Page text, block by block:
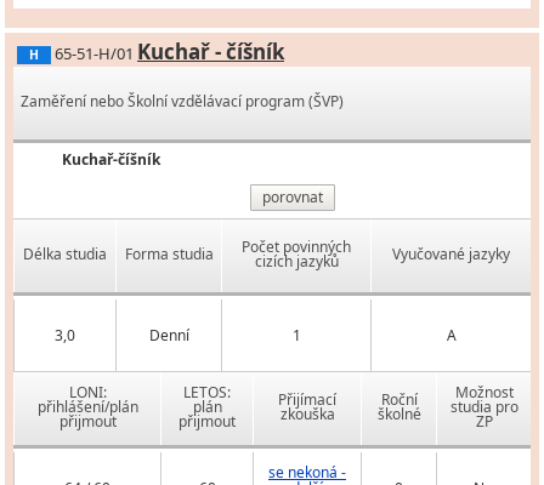
H 65-51-H/01 Kuchař - číšník
Zaměření nebo Školní vzdělávací program (ŠVP)
Kuchař-číšník
porovnat
Délka studia Forma studia Počet povinných
cizích jazyků Vyučované jazyky
3,0 Denní 1 A
LONI:
přihlášení/plán
přijmout
LETOS:
plán
přijmout
Přijímací
zkouška
Roční
školné
Možnost
studia pro
ZP
se nekoná -